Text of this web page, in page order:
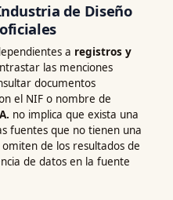
de Diseño
a registros y
las menciones
documentos
el NIF o nombre de
no implica que exista una
fuentes que no tienen una
de los resultados de
de datos en la fuente